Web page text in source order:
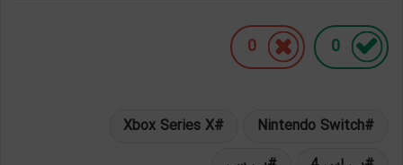
0
0
Nintendo Switch
Xbox Series X